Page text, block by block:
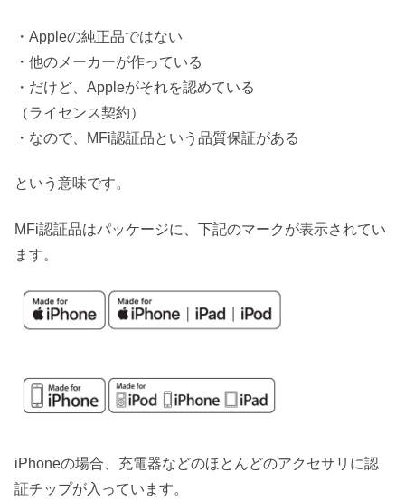
・Appleの純正品ではない
・他のメーカーが作っている
・だけど、Appleがそれを認めている
（ライセンス契約）
・なので、MFi認証品という品質保証がある
という意味です。
MFi認証品はパッケージに、下記のマークが表示されてい
ます。
iPhoneの場合、充電器などのほとんどのアクセサリに認
証チップが入っています。